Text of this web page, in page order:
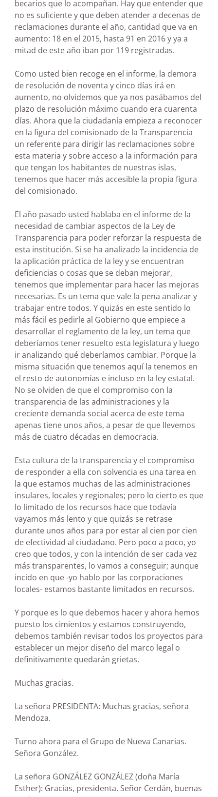
becarios que lo acompañan. Hay que entender que
no es suficiente y que deben atender a decenas de
reclamaciones durante el año, cantidad que va en
aumento: 18 en el 2015, hasta 91 en 2016 y ya a
mitad de este año iban por 119 registradas.
Como usted bien recoge en el informe, la demora
de resolución de noventa y cinco días irá en
aumento, no olvidemos que ya nos pasábamos del
plazo de resolución máximo cuando era cuarenta
días. Ahora que la ciudadanía empieza a reconocer
en la figura del comisionado de la Transparencia
un referente para dirigir las reclamaciones sobre
esta materia y sobre acceso a la información para
que tengan los habitantes de nuestras islas,
tenemos que hacer más accesible la propia figura
del comisionado.
El año pasado usted hablaba en el informe de la
necesidad de cambiar aspectos de la Ley de
Transparencia para poder reforzar la respuesta de
esta institución. Si se ha analizado la incidencia de
la aplicación práctica de la ley y se encuentran
deficiencias o cosas que se deban mejorar,
tenemos que implementar para hacer las mejoras
necesarias. Es un tema que vale la pena analizar y
trabajar entre todos. Y quizás en este sentido lo
más fácil es pedirle al Gobierno que empiece a
desarrollar el reglamento de la ley, un tema que
deberíamos tener resuelto esta legislatura y luego
ir analizando qué deberíamos cambiar. Porque la
misma situación que tenemos aquí la tenemos en
el resto de autonomías e incluso en la ley estatal.
No se olviden de que el compromiso con la
transparencia de las administraciones y la
creciente demanda social acerca de este tema
apenas tiene unos años, a pesar de que llevemos
más de cuatro décadas en democracia.
Esta cultura de la transparencia y el compromiso
de responder a ella con solvencia es una tarea en
la que estamos muchas de las administraciones
insulares, locales y regionales; pero lo cierto es que
lo limitado de los recursos hace que todavía
vayamos más lento y que quizás se retrase
durante unos años para por estar al cien por cien
de efectividad al ciudadano. Pero poco a poco, yo
creo que todos, y con la intención de ser cada vez
más transparentes, lo vamos a conseguir; aunque
incido en que -yo hablo por las corporaciones
locales- estamos bastante limitados en recursos.
Y porque es lo que debemos hacer y ahora hemos
puesto los cimientos y estamos construyendo,
debemos también revisar todos los proyectos para
establecer un mejor diseño del marco legal o
definitivamente quedarán grietas.
Muchas gracias.
La señora PRESIDENTA: Muchas gracias, señora
Mendoza.
Turno ahora para el Grupo de Nueva Canarias.
Señora González.
La señora GONZÁLEZ GONZÁLEZ (doña María
Esther): Gracias, presidenta. Señor Cerdán, buenas